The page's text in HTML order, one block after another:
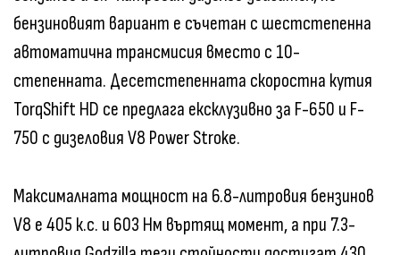
бензиновият вариант е съчетан с шестстепенна
автоматична трансмисия вместо с 10-
степенната. Десетстепенната скоростна кутия
TorqShift HD се предлага ексклузивно за F-650 и F-
750 с дизеловия V8 Power Stroke.
Максималната мощност на 6.8-литровия бензинов
V8 е 405 к.с. и 603 Нм въртящ момент, а при 7.3-